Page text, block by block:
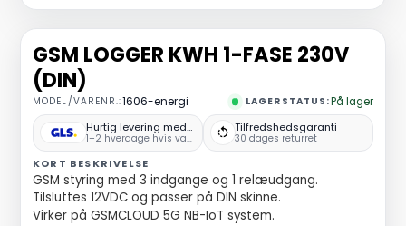
GSM LOGGER KWH 1-FASE 230V
(DIN)
MODEL/VARENR.:1606-energi LAGERSTATUS:På lager
Hurtig levering med GLS
1–2 hverdage hvis varen er på lager
Tilfredshedsgaranti
30 dages returret
KORT BESKRIVELSE
GSM styring med 3 indgange og 1 relæudgang.
Tilsluttes 12VDC og passer på DIN skinne.
Virker på GSMCLOUD 5G NB-IoT system.